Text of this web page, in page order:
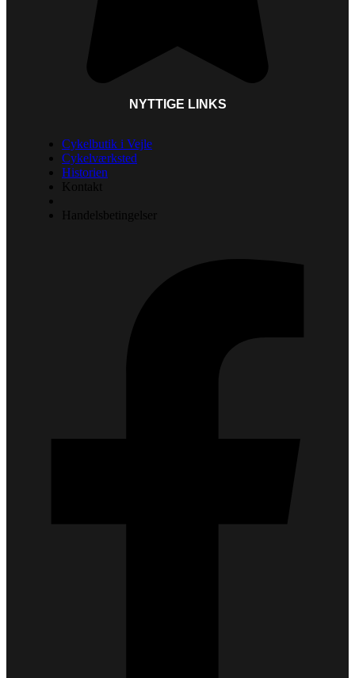
NYTTIGE LINKS
Cykelbutik i Vejle
Cykelværksted
Historien
Kontakt
Handelsbetingelser